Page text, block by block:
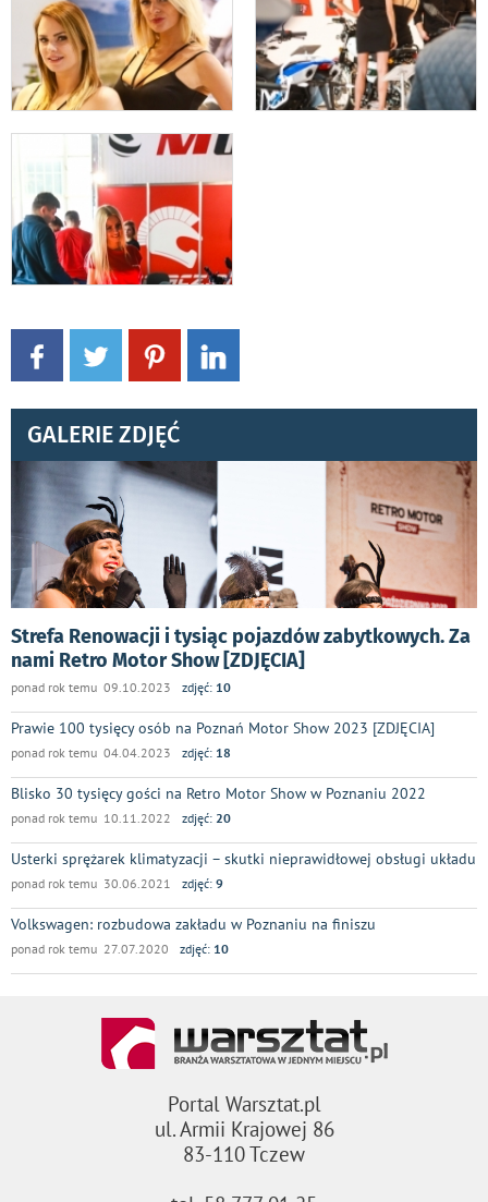
GALERIE ZDJĘĆ
Strefa Renowacji i tysiąc pojazdów zabytkowych. Za
nami Retro Motor Show [ZDJĘCIA]
ponad rok temu 09.10.2023 zdjęć: 10
Prawie 100 tysięcy osób na Poznań Motor Show 2023 [ZDJĘCIA]
ponad rok temu 04.04.2023 zdjęć: 18
Blisko 30 tysięcy gości na Retro Motor Show w Poznaniu 2022
ponad rok temu 10.11.2022 zdjęć: 20
Usterki sprężarek klimatyzacji – skutki nieprawidłowej obsługi układu
ponad rok temu 30.06.2021 zdjęć: 9
Volkswagen: rozbudowa zakładu w Poznaniu na finiszu
ponad rok temu 27.07.2020 zdjęć: 10
Portal Warsztat.pl
ul. Armii Krajowej 86
83-110 Tczew